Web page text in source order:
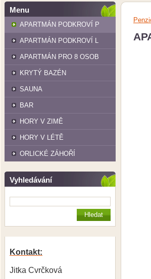
Menu
APARTMÁN PODKROVÍ P
APARTMÁN PODKROVÍ L
APARTMÁN PRO 8 OSOB
KRYTÝ BAZÉN
SAUNA
BAR
HORY V ZIMĚ
HORY V LÉTĚ
ORLICKÉ ZÁHOŘÍ
Vyhledávání
Kontakt:
Jitka Cvrčková